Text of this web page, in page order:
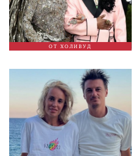
ОТ ХОЛИВУД